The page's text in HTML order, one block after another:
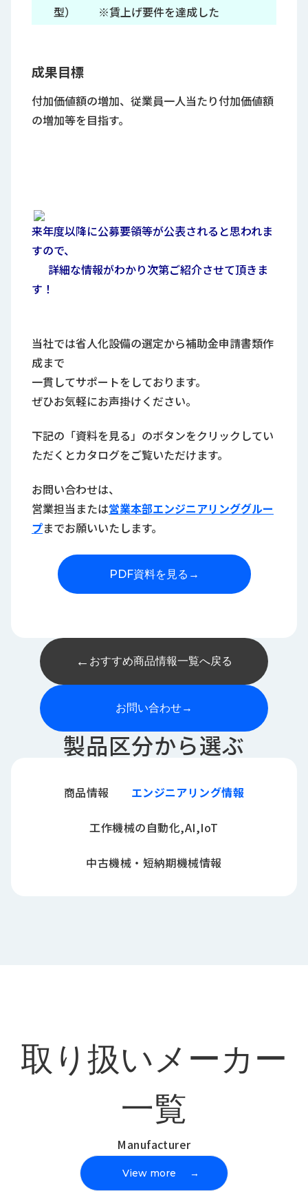
型）
※賃上げ要件を達成した
成果目標
付加価値額の増加、従業員一人当たり付加価値額
の増加等を目指す。
来年度以降に公募要領等が公表されると思われま
すので、
詳細な情報がわかり次第ご紹介させて頂きま
す！
当社では省人化設備の選定から補助金申請書類作
成まで
一貫してサポートをしております。
ぜひお気軽にお声掛けください。
下記の「資料を見る」のボタンをクリックしてい
ただくとカタログをご覧いただけます。
お問い合わせは、
営業担当または営業本部エンジニアリンググルー
プまでお願いいたします。
PDF資料を見る →
← おすすめ商品情報一覧へ戻る
お問い合わせ→
製品区分から選ぶ
商品情報 エンジニアリング情報
工作機械の自動化,AI,IoT
中古機械・短納期機械情報
取り扱いメーカー
一覧
Manufacturer
View more →